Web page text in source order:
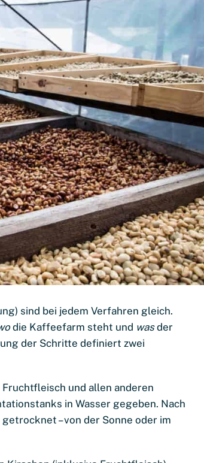
sind bei jedem Verfahren gleich.
die Kaffeefarm steht und wasder
der Schritte definiert zwei
Fruchtfleisch und allen anderen
in Wasser gegeben. Nach
– von der Sonne oder im